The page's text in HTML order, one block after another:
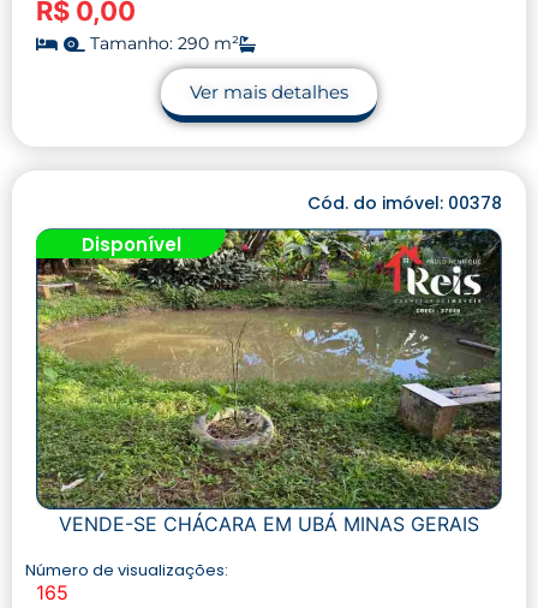
R$ 0,00
Tamanho: 290 m²
Ver mais detalhes
Cód. do imóvel: 00378
Disponível
VENDE-SE CHÁCARA EM UBÁ MINAS GERAIS
Número de visualizações:
165